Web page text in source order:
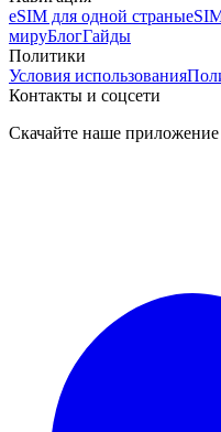
eSIM для одной страны
мируБлогГайды
Политики
Условия использования
Контакты и соцсети
Скачайте наше приложение